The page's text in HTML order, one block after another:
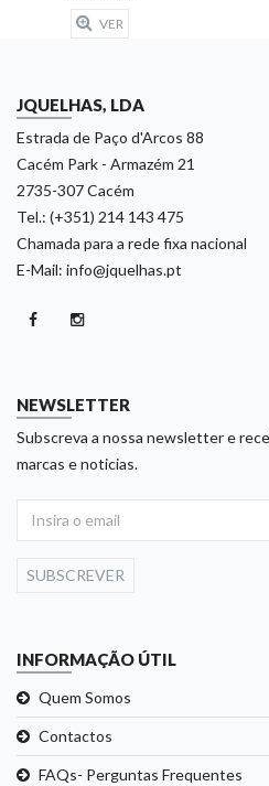
VER
JQUELHAS, LDA
Estrada de Paço d'Arcos 88
Cacém Park - Armazém 21
2735-307 Cacém
Tel.: (+351) 214 143 475
Chamada para a rede fixa nacional
E-Mail: info@jquelhas.pt
NEWSLETTER
Subscreva a nossa newsletter e
marcas e noticias.
SUBSCREVER
INFORMAÇÃO ÚTIL
Quem Somos
Contactos
FAQs- Perguntas Frequentes